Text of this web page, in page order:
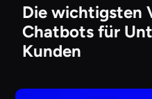
Die wichtigsten
Chatbots für
Kunden